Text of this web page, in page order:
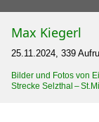
Max Kiegerl
25.11.2024, 339
Bilder und Fotos von
Strecke Selzthal –